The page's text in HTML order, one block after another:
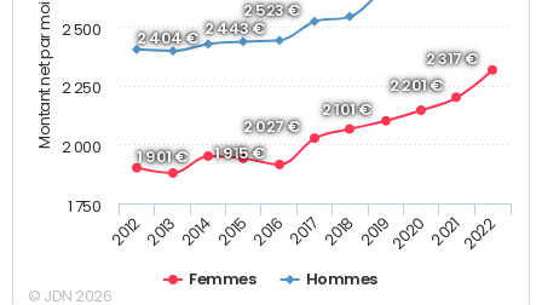
Montant net par mois (€)
1 901 € 1 915 €
2 027 €
2 101 €
2 201 €
2 317 €
2 404 €
2 443 €
2 523 €
Femmes Hommes
2012 2013 2014 2015 2016 2017 2018 20192020 20212022
1 750
2 000
2 250
2 500
© JDN 2026